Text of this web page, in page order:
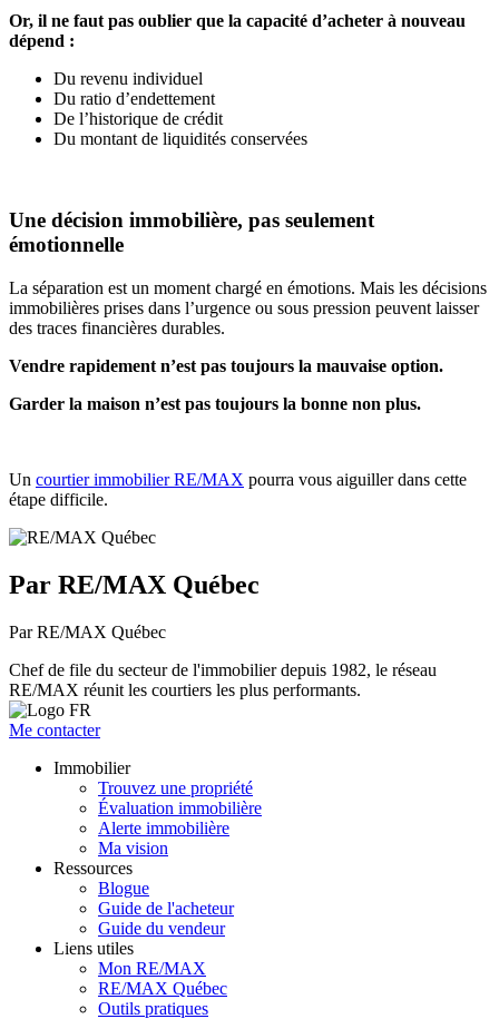
Or, il ne faut pas oublier que la capacité d’acheter à nouveau
dépend :
Du revenu individuel
Du ratio d’endettement
De l’historique de crédit
Du montant de liquidités conservées
Une décision immobilière, pas seulement
émotionnelle
La séparation est un moment chargé en émotions. Mais les décisions
immobilières prises dans l’urgence ou sous pression peuvent laisser
des traces financières durables.
Vendre rapidement n’est pas toujours la mauvaise option.
Garder la maison n’est pas toujours la bonne non plus.
Un courtier immobilier RE/MAX pourra vous aiguiller dans cette
étape difficile.
Par RE/MAX Québec
Par RE/MAX Québec
Chef de file du secteur de l'immobilier depuis 1982, le réseau
RE/MAX réunit les courtiers les plus performants.
Me contacter
Immobilier
Trouvez une propriété
Évaluation immobilière
Alerte immobilière
Ma vision
Ressources
Blogue
Guide de l'acheteur
Guide du vendeur
Liens utiles
Mon RE/MAX
RE/MAX Québec
Outils pratiques